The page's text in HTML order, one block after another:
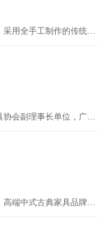
吧台桌椅
墙柜
采用全手工制作的传统工
会副理事长单位，广东
端中式古典家具品牌，